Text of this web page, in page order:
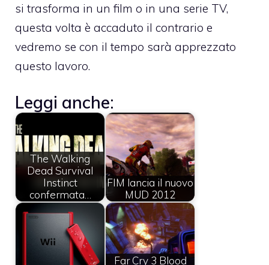
si trasforma in un film o in una serie TV,
questa volta è accaduto il contrario e
vedremo se con il tempo sarà apprezzato
questo lavoro.
Leggi anche:
The Walking
Dead Survival
Instinct
confermata…
FIM lancia il nuovo
MUD 2012
Far Cry 3 Blood